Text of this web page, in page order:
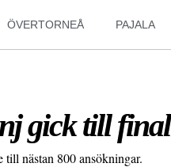
ÖVERTORNEÅ PAJALA
gick till final
nästan 800 ansökningar.